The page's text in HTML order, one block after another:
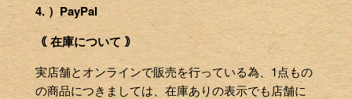
4. ）PayPal
｟ 在庫について ｠
実店舗とオンラインで販売を行っている為、1点もの
の商品につきましては、在庫ありの表示でも店舗に